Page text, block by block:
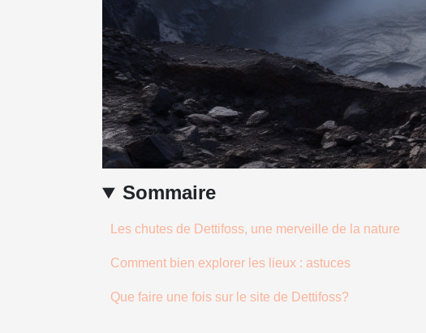
Sommaire
Les chutes de Dettifoss, une merveille de la nature
Comment bien explorer les lieux : astuces
Que faire une fois sur le site de Dettifoss?